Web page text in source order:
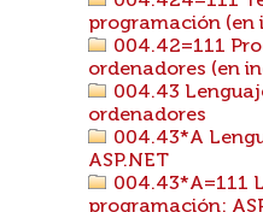
programación (en
004.42=111
ordenadores (en
004.43
ordenadores
004.43*A
ASP.NET
004.43*A=111
programación: